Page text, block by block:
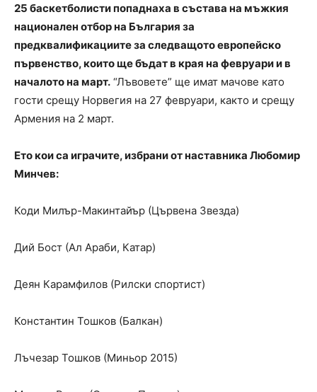
25 баскетболисти попаднаха в състава на мъжкия
национален отбор на България за
предквалификациите за следващото европейско
първенство, които ще бъдат в края на февруари и в
началото на март. “Лъвовете” ще имат мачове като
гости срещу Норвегия на 27 февруари, както и срещу
Армения на 2 март.
Ето кои са играчите, избрани от наставника Любомир
Минчев:
Коди Милър-Макинтайър (Цървена Звезда)
Дий Бост (Ал Араби, Катар)
Деян Карамфилов (Рилски спортист)
Константин Тошков (Балкан)
Лъчезар Тошков (Миньор 2015)